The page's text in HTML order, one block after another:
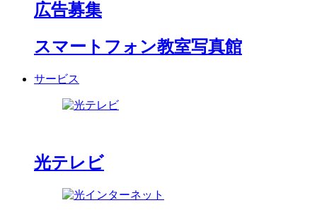
広告募集
スマートフォン教室写真館
サービス
光テレビ